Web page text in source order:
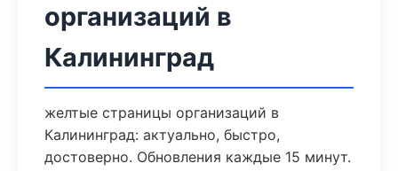
организаций в
Калининград
желтые страницы организаций в
Калининград: актуально, быстро,
достоверно. Обновления каждые 15 минут.